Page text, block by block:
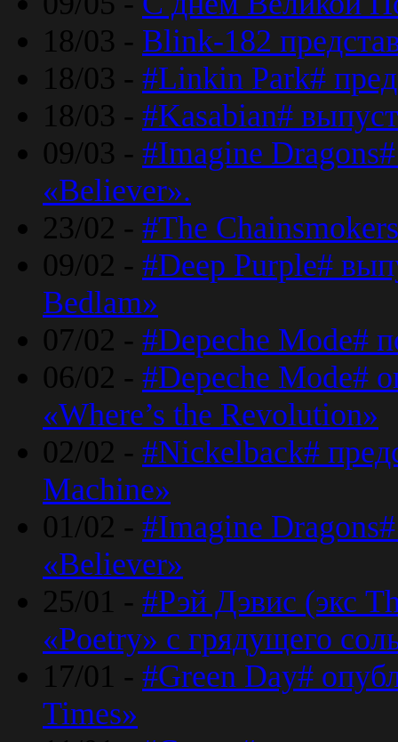
18/03 - Blink-182
18/03 - #Linkin Park#
18/03 - #Kasabian#
09/03 - #Imagine
«Believer».
23/02 - #The
09/02 - #Deep Purple#
Bedlam»
07/02 - #Depeche Mode#
06/02 - #Depeche Mode#
«Where’s the Revolution»
02/02 - #Nickelback#
Machine»
01/02 - #Imagine
«Believer»
25/01 - #Рэй Дэвис (экс
«Poetry» с грядущего
17/01 - #Green Day#
Times»